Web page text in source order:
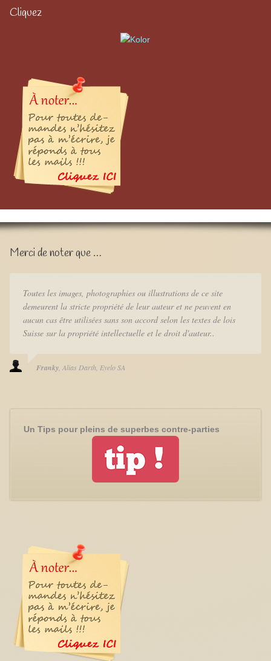
Cliquez
Merci de noter que …
Toutes les images, photographies ou illustrations de ce site
demeurent la stricte propriété de leur auteur et ne peuvent en
aucun cas être utilisées sans son accord selon les textes de lois
Suisse sur la propriété intellectuelle et le droit d'auteur..
Franky Alias Darth Eyelo SA
Un Tips pour pleins de superbes contre-parties